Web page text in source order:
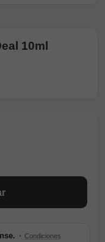
10ml
· Condiciones